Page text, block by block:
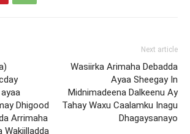
Dhigood
Arrimaha
Wakiilladda
Next article
Wasiirka Arimaha Debadda
Ayaa Sheegay In
Midnimadeena Dalkeenu Ay
Tahay Waxu Caalamku Inagu
Dhagaysanayo